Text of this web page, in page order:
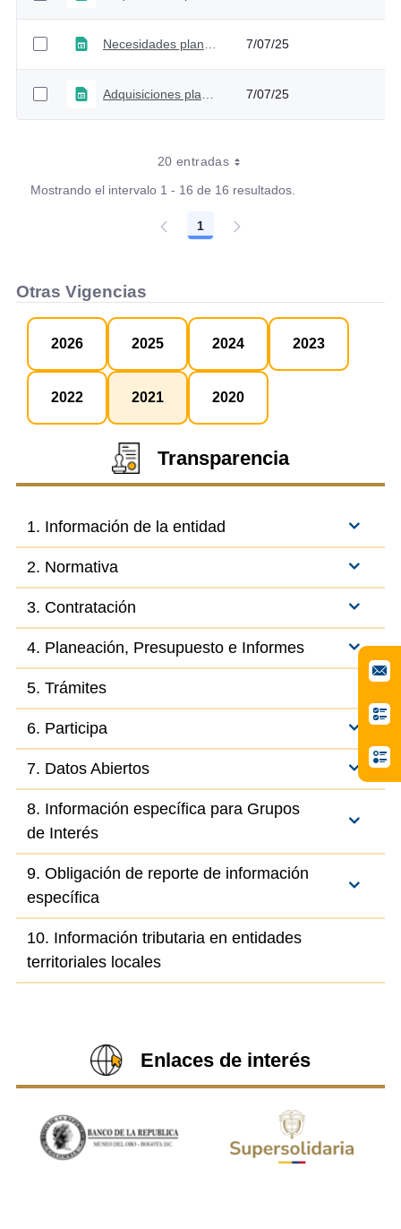
7/07/25
7/07/25
20 entradas
Mostrando el intervalo 1 - 16 de 16 resultados.
Página
1
Otras Vigencias
2026 2025 2024 2023
2022 2021 2020
Transparencia
1. Información de la entidad
2. Normativa
3. Contratación
4. Planeación, Presupuesto e Informes
5. Trámites
6. Participa
7. Datos Abiertos
8. Información específica para Grupos
de Interés
9. Obligación de reporte de información
específica
10. Información tributaria en entidades
territoriales locales
Enlaces de interés